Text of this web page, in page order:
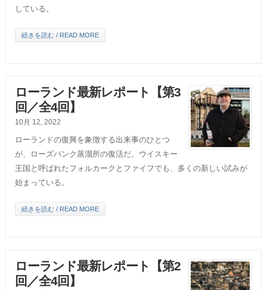
している。
続きを読む / READ MORE
ローランド最新レポート【第3
回／全4回】
10月 12, 2022
ローランドの復興を象徴する出来事のひとつ
が、ローズバンク蒸溜所の復活だ。ウイスキー
王国と呼ばれたフォルカークとファイフでも、多くの新しい試みが
始まっている。
続きを読む / READ MORE
ローランド最新レポート【第2
回／全4回】